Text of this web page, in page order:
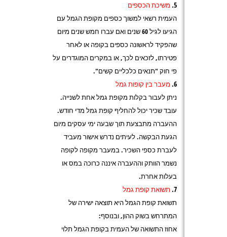
משיכת הכספים
העמית רשאי למשוך כספים מקופת הגמל עם
הגיעו לגיל 60 שנים ואם עברו חמש שנים מיום
שהפקיד לראשונה כספים בקופה או לאחר
פטירתו, לזכאים לכך, או במקרים המוגדרים על
פי חוק "תנאים כלכליים קשים".
מעבר בין קופות גמל
ניתן לעבור בקלות מקופת גמל אחת לשנייה.
עובד שכיר יכול להחליף קופת גמל מדי חודש.
ההעברה מתבצעת תוך שבעה ימי עסקים מיום
הגעת הבקשה. לעיתים נדרש אישור מעביד
לעברת כספי השכיר. במעבר מקופה לקופה
נשמר הוותק וההעברה איננה כרוכה במס או
בעלות אחרת.
תשואת קופת גמל
תשואת קופת הגמל היא תוצאה ישירה של
המתרחש בשוק ההון, ובנוסף:
אחוז התשואה של העמית בקופת הגמל תלוי